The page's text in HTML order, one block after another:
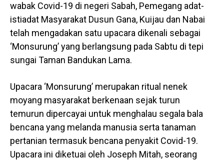
wabak Covid-19 di negeri Sabah, Pemegang adat-
istiadat Masyarakat Dusun Gana, Kuijau dan Nabai
telah mengadakan satu upacara dikenali sebagai
‘Monsurung’ yang berlangsung pada Sabtu di tepi
sungai Taman Bandukan Lama.
Upacara ‘Monsurung’ merupakan ritual nenek
moyang masyarakat berkenaan sejak turun
temurun dipercayai untuk menghalau segala bala
bencana yang melanda manusia serta tanaman
pertanian termasuk bencana penyakit Covid-19.
Upacara ini diketuai oleh Joseph Mitah, seorang